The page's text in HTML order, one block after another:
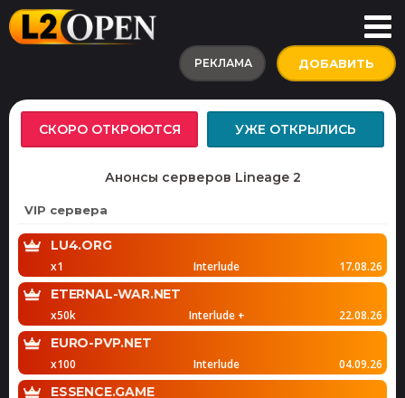
РЕКЛАМА ДОБАВИТЬ
СКОРО ОТКРОЮТСЯ УЖЕ ОТКРЫЛИСЬ
Анонсы серверов Lineage 2
VIP сервера
LU4.ORG
x1 Interlude 17.08.26
ETERNAL-WAR.NET
x50k Interlude + 22.08.26
EURO-PVP.NET
x100 Interlude 04.09.26
ESSENCE.GAME